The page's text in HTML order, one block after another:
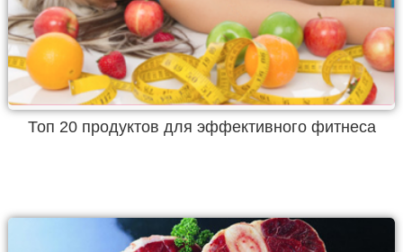
Топ 20 продуктов для эффективного фитнеса